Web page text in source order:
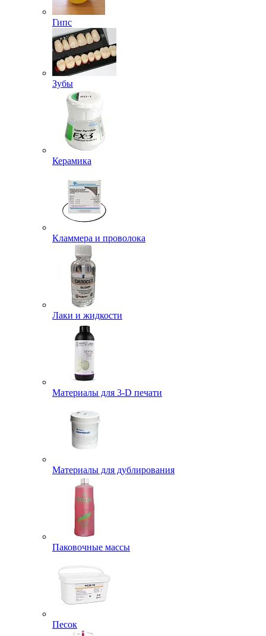
Гипс
Зубы
Керамика
Кламмера и проволока
Лаки и жидкости
Материалы для 3-D печати
Материалы для дублирования
Паковочные массы
Песок